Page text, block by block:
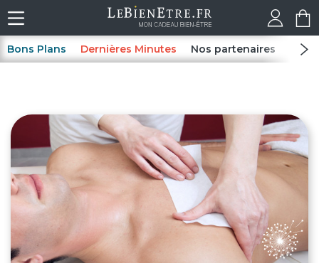
Bons Plans Dernières Minutes Nos partenaires Spas